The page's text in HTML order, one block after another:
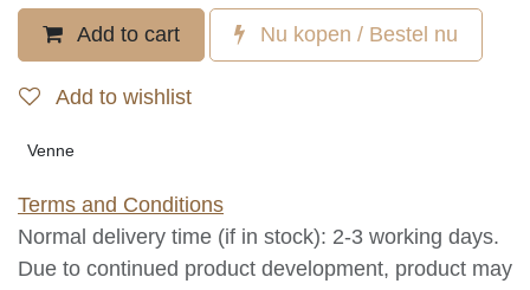
Add to
cart
Nu kopen / Bestel
Add to wishlist
Venne
Terms and Conditions